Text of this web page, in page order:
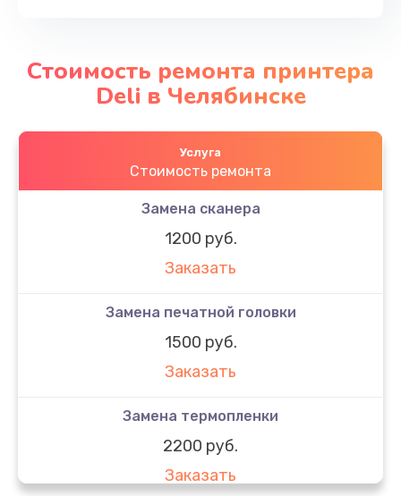
Стоимость ремонта принтера
Deli в Челябинске
Услуга
Стоимость ремонта
Замена сканера
1200 руб.
Заказать
Замена печатной головки
1500 руб.
Заказать
Замена термопленки
2200 руб.
Заказать